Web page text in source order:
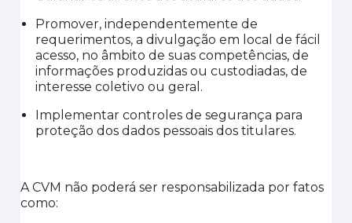
Promover, independentemente de
requerimentos, a divulgação em local de fácil
acesso, no âmbito de suas competências, de
informações produzidas ou custodiadas, de
interesse coletivo ou geral .
Implementar controles de segurança para
proteção dos dados pessoais dos titulares.
A CVM não poderá ser responsabilizada por fatos
como: